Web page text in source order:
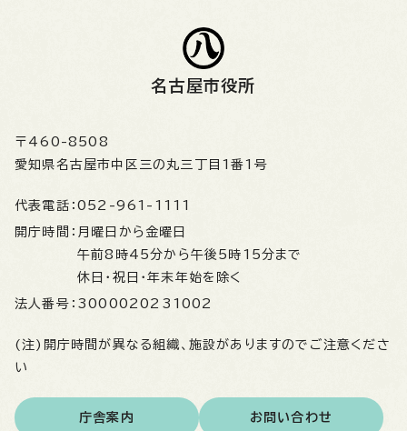
名古屋市役所
〒460-8508
愛知県名古屋市中区三の丸三丁目1番1号
代表電話： 052-961-1111
開庁時間： 月曜日から金曜日
午前8時45分から午後5時15分まで
休日・祝日・年末年始を除く
法人番号： 3000020231002
(注)開庁時間が異なる組織、施設がありますのでご注意くださ
い
庁舎案内 お問い合わせ